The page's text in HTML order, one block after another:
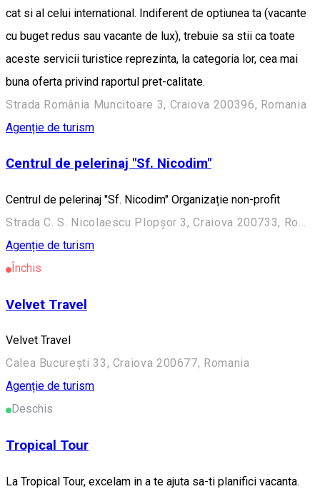
cat si al celui international. Indiferent de optiunea ta (vacante
cu buget redus sau vacante de lux), trebuie sa stii ca toate
aceste servicii turistice reprezinta, la categori­a lor, cea mai
buna oferta privind raportul pret-calitate.
Strada România Muncitoare 3, Craiova 200396, Romania
Agenție de turism
Centrul de pelerinaj "Sf. Nicodim"
Centrul de pelerinaj "Sf. Nicodim" Organizație non-profit
Strada C. S. Nicolaescu Plopșor 3, Craiova 200733, Romania
Agenție de turism
Închis
Velvet Travel
Velvet Travel
Calea București 33, Craiova 200677, Romania
Agenție de turism
Deschis
Tropical Tour
La Tropical Tour, excelam in a te ajuta sa-ti planifici vacanta.